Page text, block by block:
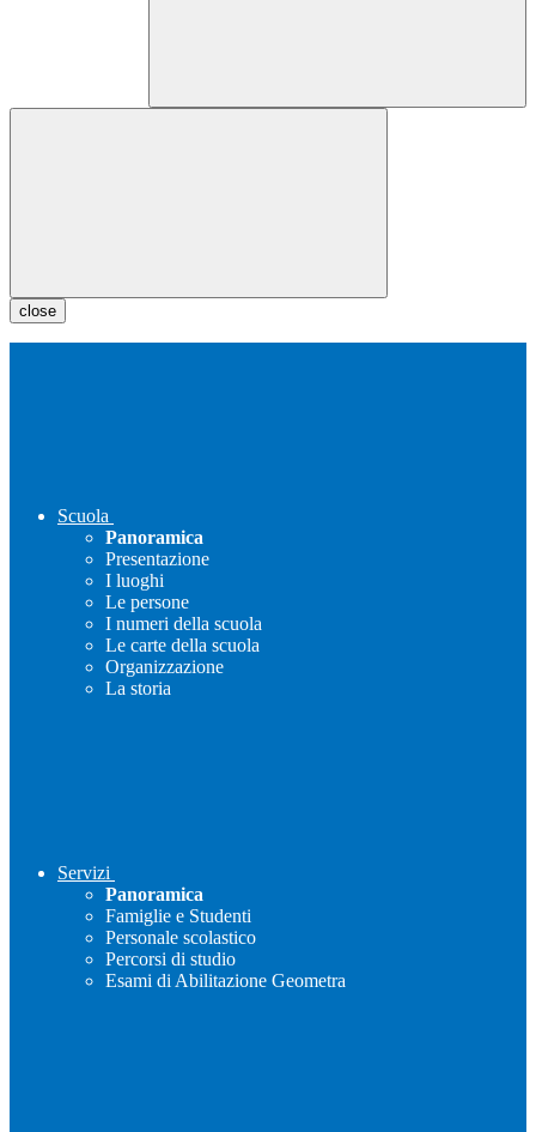
close
Scuola
Panoramica
Presentazione
I luoghi
Le persone
I numeri della scuola
Le carte della scuola
Organizzazione
La storia
Servizi
Panoramica
Famiglie e Studenti
Personale scolastico
Percorsi di studio
Esami di Abilitazione Geometra